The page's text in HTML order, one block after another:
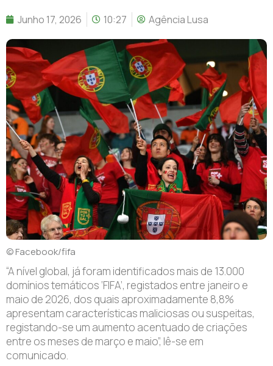
Junho 17, 2026 10:27 Agência Lusa
© Facebook/fifa
“A nível global, já foram identificados mais de 13.000
domínios temáticos ‘FIFA’, registados entre janeiro e
maio de 2026, dos quais aproximadamente 8,8%
apresentam características maliciosas ou suspeitas,
registando-se um aumento acentuado de criações
entre os meses de março e maio”, lê-se em
comunicado.